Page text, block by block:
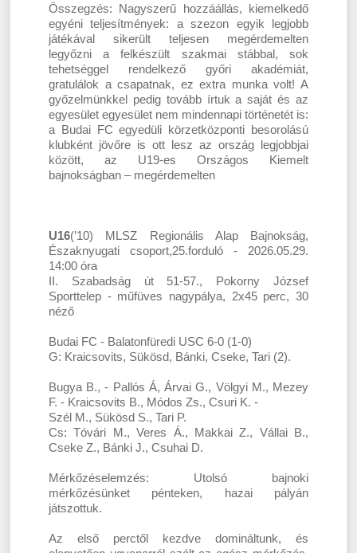
Összegzés: Nagyszerű hozzáállás, kiemelkedő
egyéni teljesítmények: a szezon egyik legjobb
játékával sikerült teljesen megérdemelten
legyőzni a felkészült szakmai stábbal, sok
tehetséggel rendelkező győri akadémiát,
gratulálok a csapatnak, ez extra munka volt! A
győzelmünkkel pedig tovább írtuk a saját és az
egyesület egyesület nem mindennapi történetét is:
a Budai FC egyedüli körzetközponti besorolású
klubként jövőre is ott lesz az ország legjobbjai
között, az U19-es Országos Kiemelt
bajnokságban – megérdemelten
U16(’10) MLSZ Regionális Alap Bajnokság,
Északnyugati csoport,25.forduló - 2026.05.29.
14:00 óra
II. Szabadság út 51-57., Pokorny József
Sporttelep - műfüves nagypálya, 2x45 perc, 30
néző
Budai FC - Balatonfüredi USC 6-0 (1-0)
G: Kraicsovits, Sükösd, Bánki, Cseke, Tari (2).
Bugya B., - Pallós Á, Árvai G., Völgyi M., Mezey
F. - Kraicsovits B., Módos Zs., Csuri K. -
Szél M., Sükösd S., Tari P.
Cs: Tóvári M., Veres Á., Makkai Z., Vállai B.,
Cseke Z., Bánki J., Csuhai D.
Mérkőzéselemzés: Utolsó bajnoki
mérkőzésünket pénteken, hazai pályán
játszottuk.
Az első perctől kezdve domináltunk, és